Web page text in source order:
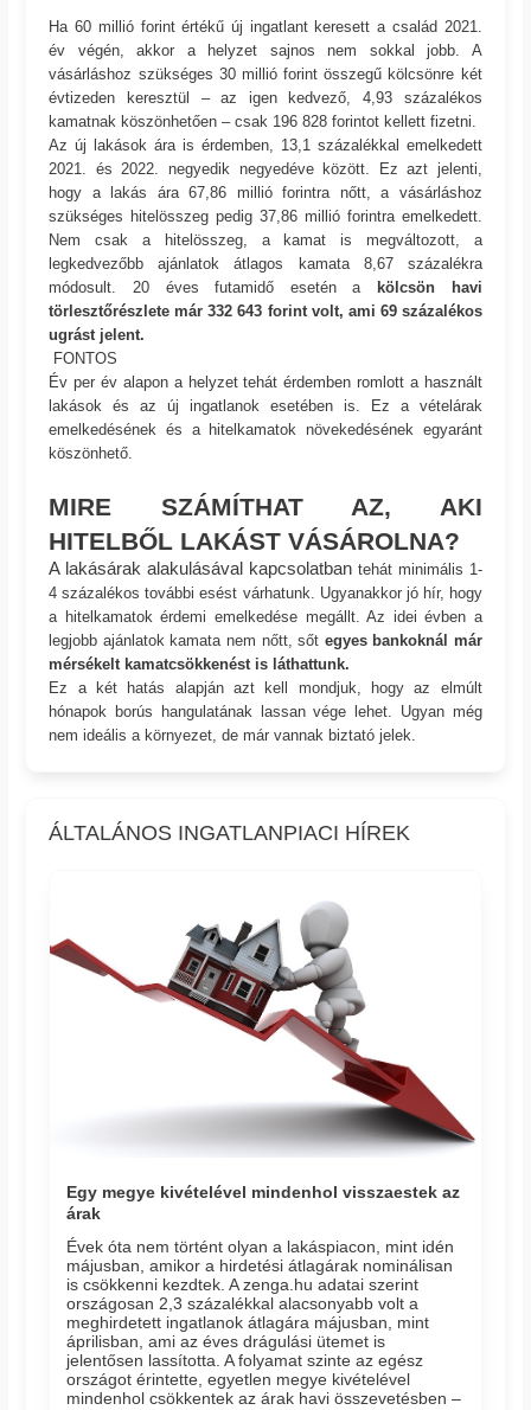
Ha 60 millió forint értékű új ingatlant keresett a család 2021.
év végén, akkor a helyzet sajnos nem sokkal jobb. A
vásárláshoz szükséges 30 millió forint összegű kölcsönre két
évtizeden keresztül – az igen kedvező, 4,93 százalékos
kamatnak köszönhetően – csak 196 828 forintot kellett fizetni.
Az új lakások ára is érdemben, 13,1 százalékkal emelkedett
2021. és 2022. negyedik negyedéve között. Ez azt jelenti,
hogy a lakás ára 67,86 millió forintra nőtt, a vásárláshoz
szükséges hitelösszeg pedig 37,86 millió forintra emelkedett.
Nem csak a hitelösszeg, a kamat is megváltozott, a
legkedvezőbb ajánlatok átlagos kamata 8,67 százalékra
módosult. 20 éves futamidő esetén a
kölcsön havi
törlesztőrészlete már 332 643 forint volt, ami 69 százalékos
ugrást jelent.
FONTOS
Év per év alapon a helyzet tehát érdemben romlott a használt
lakások és az új ingatlanok esetében is. Ez a vételárak
emelkedésének és a hitelkamatok növekedésének egyaránt
köszönhető.
MIRE SZÁMÍTHAT AZ, AKI
HITELBŐL LAKÁST VÁSÁROLNA?
A lakásárak alakulásával kapcsolatban tehát minimális 1-
4 százalékos további esést várhatunk. Ugyanakkor jó hír, hogy
a hitelkamatok érdemi emelkedése megállt. Az idei évben a
legjobb ajánlatok kamata nem nőtt, sőt egyes bankoknál már
mérsékelt kamatcsökkenést is láthattunk.
Ez a két hatás alapján azt kell mondjuk, hogy az elmúlt
hónapok borús hangulatának lassan vége lehet. Ugyan még
nem ideális a környezet, de már vannak biztató jelek.
ÁLTALÁNOS INGATLANPIACI HÍREK
Egy megye kivételével mindenhol visszaestek az
árak
Évek óta nem történt olyan a lakáspiacon, mint idén
májusban, amikor a hirdetési átlagárak nominálisan
is csökkenni kezdtek. A zenga.hu adatai szerint
országosan 2,3 százalékkal alacsonyabb volt a
meghirdetett ingatlanok átlagára májusban, mint
áprilisban, ami az éves drágulási ütemet is
jelentősen lassította. A folyamat szinte az egész
országot érintette, egyetlen megye kivételével
mindenhol csökkentek az árak havi összevetésben –